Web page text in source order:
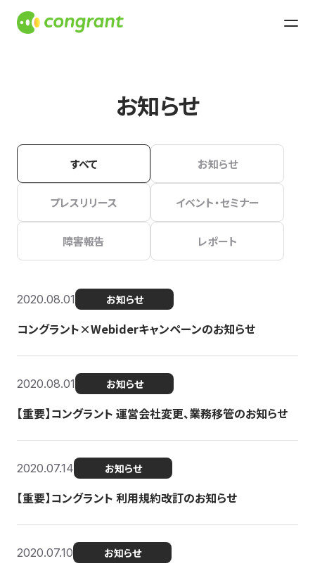
お知らせ
すべて お知らせ
プレスリリース イベント・セミナー
障害報告 レポート
2020.08.01 お知らせ
コングラント×Webiderキャンペーンのお知らせ
2020.08.01 お知らせ
【重要】コングラント 運営会社変更、業務移管のお知らせ
2020.07.14 お知らせ
【重要】コングラント 利用規約改訂のお知らせ
2020.07.10 お知らせ